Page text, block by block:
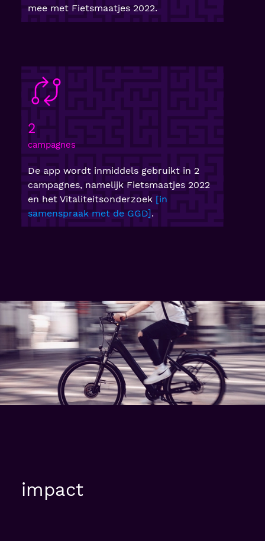
mee met Fietsmaatjes 2022.
2
campagnes
De app wordt inmiddels gebruikt in 2
campagnes, namelijk Fietsmaatjes 2022
en het Vitaliteitsonderzoek
in
samenspraak met de GGD .
impact